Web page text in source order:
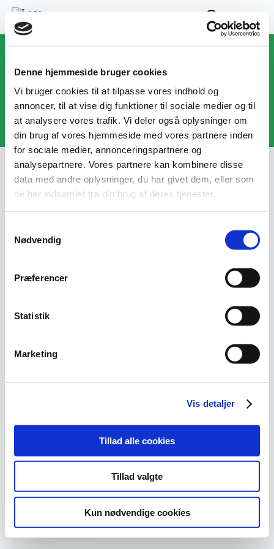
Denne hjemmeside bruger cookies
Vi bruger cookies til at tilpasse vores indhold og
annoncer, til at vise dig funktioner til sociale medier og til
at analysere vores trafik. Vi deler også oplysninger om
din brug af vores hjemmeside med vores partnere inden
for sociale medier, annonceringspartnere og
analysepartnere. Vores partnere kan kombinere disse
data med andre oplysninger, du har givet dem, eller som
de har indsamlet fra din brug af deres tjenester.
Nødvendig
Præferencer
Statistik
Marketing
Vis detaljer
Tillad alle cookies
Tillad valgte
Kun nødvendige cookies
Fællesudvalget for
Erhvervsrettede
Erhvervsuddannelser og AMU-uddannelser på
det pædagogiske område og social- og
sundhedsområdet
13-05-2026
Styrket oplæringsvejledning på SOSU
– fem kvalificerede forløb
FEVU er i gang med at udvikle fem praksisnære
pakkeforløb, som styrker den professionelle
afsæt for ansøgning til BUVM's pulje til at styrke